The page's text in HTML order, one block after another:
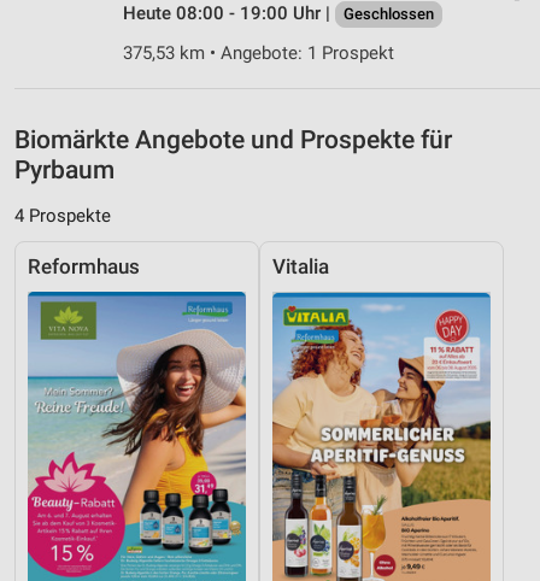
Heute 08:00 - 19:00 Uhr | Geschlossen
375,53 km • Angebote: 1 Prospekt
Biomärkte Angebote und Prospekte für
Pyrbaum
4 Prospekte
Reformhaus Vitalia
Verwendung genauer Standortdaten
Nicht-IAB-Verarbeitungszwecke:
Notwendig
Performance
Funktional
Werbung